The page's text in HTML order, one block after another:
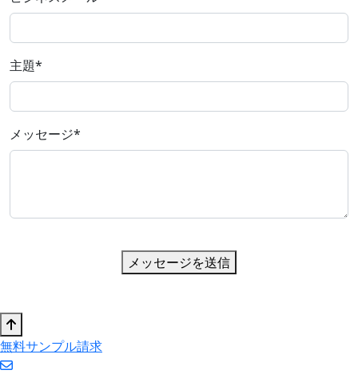
主題*
メッセージ*
メッセージを送信
無料サンプル請求